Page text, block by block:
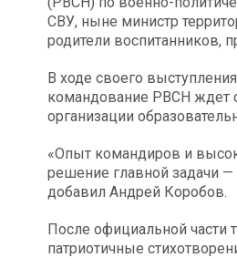
СВУ, ныне министр
родители воспитанников,
В ходе своего
командование РВСН ждет
организации
«Опыт командиров и
решение главной задачи
добавил Андрей Коробов.
После официальной части
патриотичные